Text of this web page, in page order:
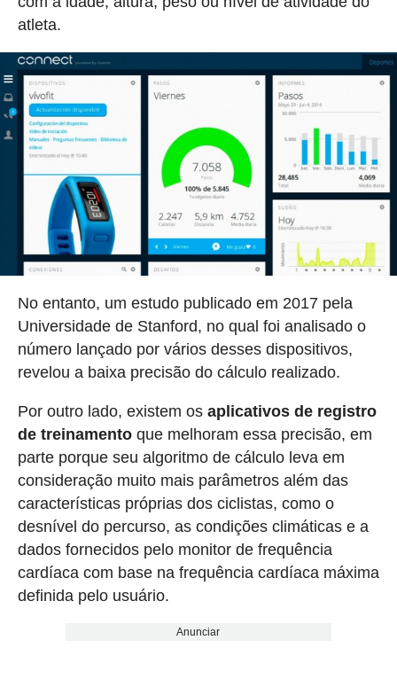
atleta.
No entanto, um estudo publicado em 2017 pela
Universidade de Stanford, no qual foi analisado o
número lançado por vários desses dispositivos,
revelou a baixa precisão do cálculo realizado.
Por outro lado, existem os aplicativos de registro
de treinamentoque melhoram essa precisão, em
parte porque seu algoritmo de cálculo leva em
consideração muito mais parâmetros além das
características próprias dos ciclistas, como o
desnível do percurso, as condições climáticas e a
dados fornecidos pelo monitor de frequência
cardíaca com base na frequência cardíaca máxima
definida pelo usuário.
Anunciar